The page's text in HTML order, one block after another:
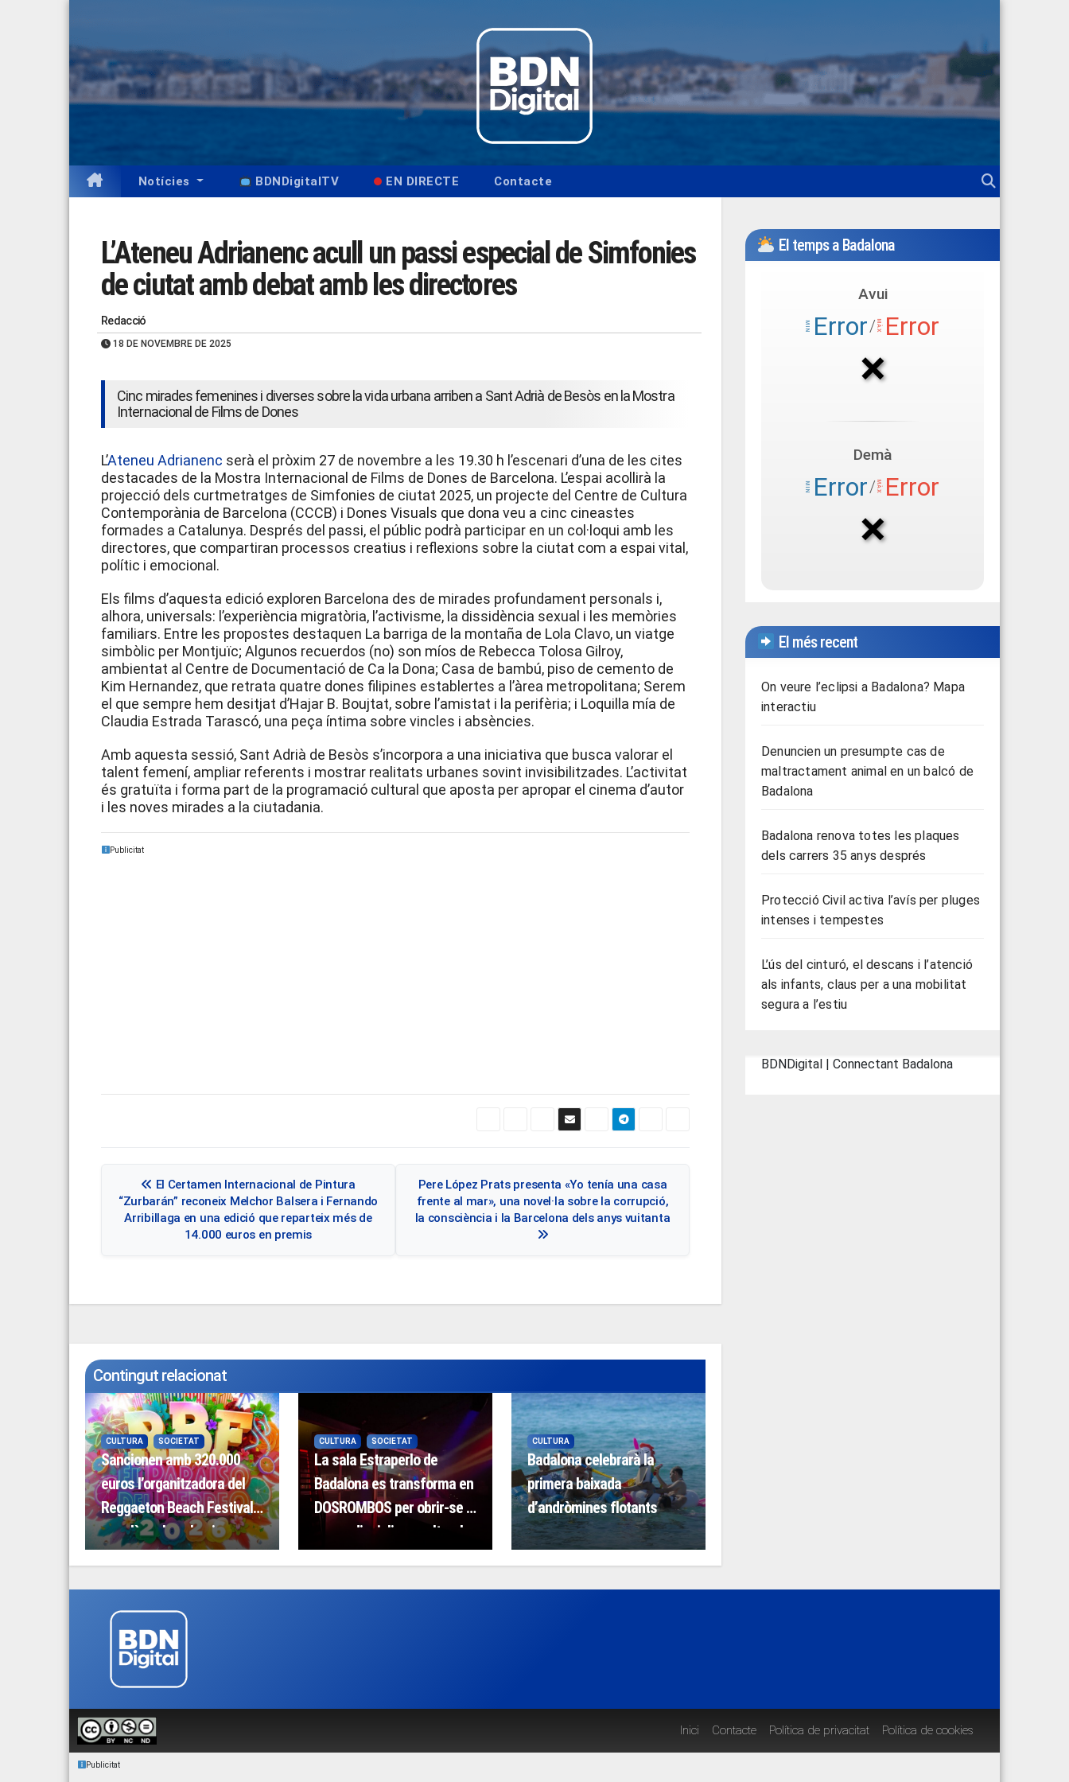
content
Notícies BDNDigitalTV EN DIRECTE Contacte
L’Ateneu Adrianenc acull un passi especial de Simfonies
de ciutat amb debat amb les directores
Redacció
18 DE NOVEMBRE DE 2025
Cinc mirades femenines i diverses sobre la vida urbana arriben a Sant Adrià de Besòs en la Mostra
Internacional de Films de Dones
L’Ateneu Adrianenc serà el pròxim 27 de novembre a les 19.30 h l’escenari d’una de les cites
destacades de la Mostra Internacional de Films de Dones de Barcelona. L’espai acollirà la
projecció dels curtmetratges de Simfonies de ciutat 2025, un projecte del Centre de Cultura
Contemporània de Barcelona (CCCB) i Dones Visuals que dona veu a cinc cineastes
formades a Catalunya. Després del passi, el públic podrà participar en un col·loqui amb les
directores, que compartiran processos creatius i reflexions sobre la ciutat com a espai vital,
polític i emocional.
Els films d’aquesta edició exploren Barcelona des de mirades profundament personals i,
alhora, universals: l’experiència migratòria, l’activisme, la dissidència sexual i les memòries
familiars. Entre les propostes destaquen La barriga de la montaña de Lola Clavo, un viatge
simbòlic per Montjuïc; Algunos recuerdos (no) son míos de Rebecca Tolosa Gilroy,
ambientat al Centre de Documentació de Ca la Dona; Casa de bambú, piso de cemento de
Kim Hernandez, que retrata quatre dones filipines establertes a l’àrea metropolitana; Serem
el que sempre hem desitjat d’Hajar B. Boujtat, sobre l’amistat i la perifèria; i Loquilla mía de
Claudia Estrada Tarascó, una peça íntima sobre vincles i absències.
Amb aquesta sessió, Sant Adrià de Besòs s’incorpora a una iniciativa que busca valorar el
talent femení, ampliar referents i mostrar realitats urbanes sovint invisibilitzades. L’activitat
és gratuïta i forma part de la programació cultural que aposta per apropar el cinema d’autor
i les noves mirades a la ciutadania.
Publicitat
d'entrades
Pere López Prats presenta «Yo tenía una casa
frente al mar», una novel·la sobre la corrupció,
la consciència i la Barcelona dels anys vuitanta
El Certamen Internacional de Pintura
“Zurbarán” reconeix Melchor Balsera i Fernando
Arribillaga en una edició que reparteix més de
14.000 euros en premis
Contingut relacionat
CULTURA SOCIETAT
Sancionen amb 320.000
euros l’organitzadora del
Reggaeton Beach Festival
per clàusules abusives
CULTURA SOCIETAT
La sala Estraperlo de
Badalona es transforma en
DOSROMBOS per obrir-se a
noves disciplines culturals
CULTURA
Badalona celebrarà la
primera baixada
d’andròmines flotants
El temps a Badalona
El més recent
On veure l’eclipsi a Badalona? Mapa
interactiu
Denuncien un presumpte cas de
maltractament animal en un balcó de
Badalona
Badalona renova totes les plaques
dels carrers 35 anys després
Protecció Civil activa l’avís per pluges
intenses i tempestes
L’ús del cinturó, el descans i l’atenció
als infants, claus per a una mobilitat
segura a l’estiu
BDNDigital | Connectant Badalona
Inici Contacte Política de privacitat Política de cookies
Publicitat